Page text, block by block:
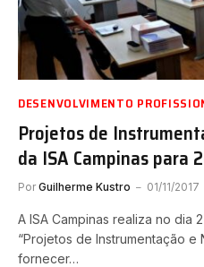
DESENVOLVIMENTO
Projetos de
da ISA Campinas para
Por Guilherme Kustro 01/11/2017
A ISA Campinas realiza no dia
“Projetos de Instrumentação e
fornecer…